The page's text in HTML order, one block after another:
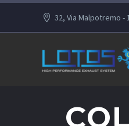
32, Via Malpotremo -